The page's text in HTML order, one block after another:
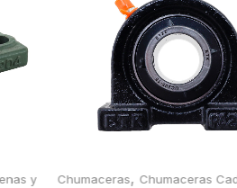
y
Chumaceras, Chumaceras